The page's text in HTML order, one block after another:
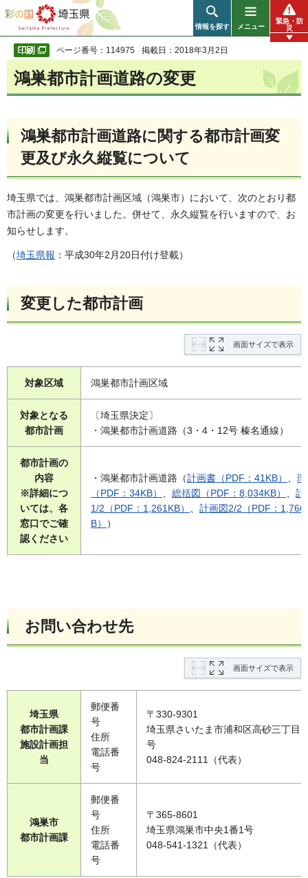
彩の国 埼玉県
情報を探す メニュー
緊急・防
災
ページ番号：114975 掲載日：2018年3月2日
鴻巣都市計画道路の変更
鴻巣都市計画道路に関する都市計画変
更及び永久縦覧について
埼玉県では、鴻巣都市計画区域（鴻巣市）において、次のとおり都
市計画の変更を行いました。併せて、永久縦覧を行いますので、お
知らせします。
（埼玉県報 ：平成30年2月20日付け登載）
変更した都市計画
画面サイズで表示
対象区域 鴻巣都市計画区域
対象となる
都市計画
〔埼玉県決定〕
・鴻巣都市計画道路（3・4・12号 榛名通線）
都市計画の
内容
※詳細につ
いては、各
窓口でご確
認ください
・鴻巣都市計画道路（計画書（PDF：41KB） 、
（PDF：34KB） 、 総括図（PDF：8,034KB） 、 計
1/2（PDF：1,261KB） 、 計画図2/2（PDF：
B）
）
お問い合わせ先
画面サイズで表示
埼玉県
都市計画課
施設計画担
当
郵便番
号
住所
電話番
号
〒330-9301
埼玉県さいたま市浦和区高砂三丁目
号
048-824-2111（代表）
鴻巣市
都市計画課
郵便番
号
住所
電話番
号
〒365-8601
埼玉県鴻巣市中央1番1号
048-541-1321（代表）